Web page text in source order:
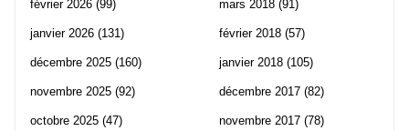
février 2026 (99)
janvier 2026 (131)
décembre 2025 (160)
novembre 2025 (92)
octobre 2025 (47)
mars 2018 (91)
février 2018 (57)
janvier 2018 (105)
décembre 2017 (82)
novembre 2017 (78)